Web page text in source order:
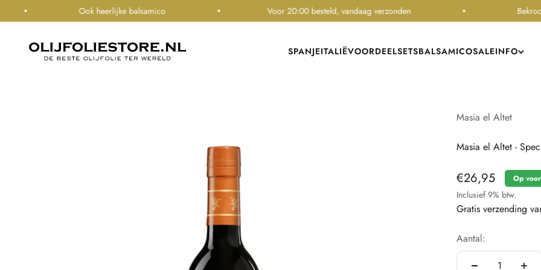
Naar inhoud Ook heerlijke balsamico Voor 20:00 besteld, vandaag verzonden
SPANJEITALIËVOORDEELSETSBALSAMICOSALEINFO
olijfoliestore.nl
Masia el Altet
Masia el Altet -
Aanbiedingsprijs
€26,95 Op
Inclusief 9% btw.
Gratis verzending
Aantal: